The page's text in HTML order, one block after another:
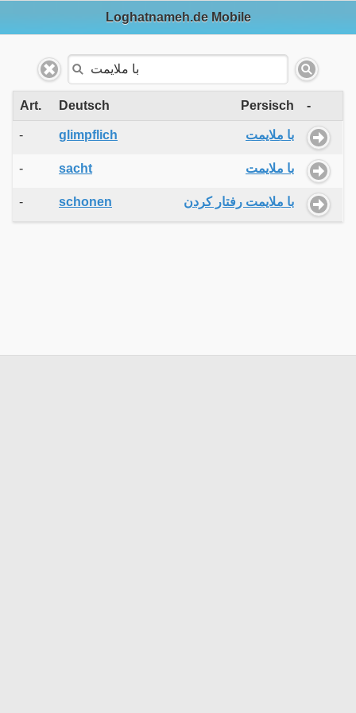
Loghatnameh.de Mobile
Art. Deutsch Persisch -
- glimpflich با ملایمت
- sacht با ملایمت
- schonen با ملایمت رفتار کردن